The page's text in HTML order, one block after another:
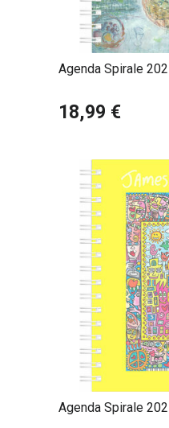
Agenda Spirale
18,99 €
Agenda Spirale